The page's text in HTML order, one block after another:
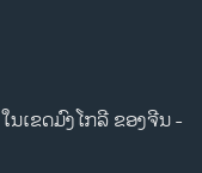
ນເຂດມົງໂກລີ ຂອງຈີນ -